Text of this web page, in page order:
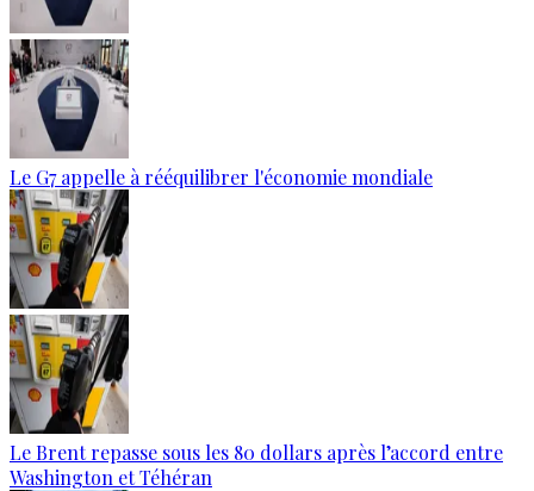
Le G7 appelle à rééquilibrer l'économie mondiale
Le Brent repasse sous les 80 dollars après l’accord entre
Washington et Téhéran